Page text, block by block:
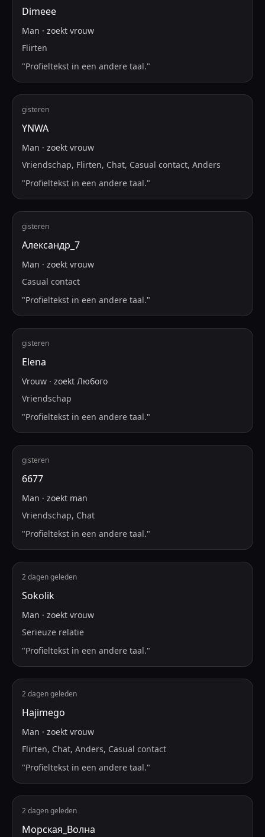
Dimeee
Man · zoekt vrouw
Flirten
"Profieltekst in een andere taal."
gisteren
YNWA
Man · zoekt vrouw
Vriendschap, Flirten, Chat, Casual contact, Anders
"Profieltekst in een andere taal."
gisteren
Александр_7
Man · zoekt vrouw
Casual contact
"Profieltekst in een andere taal."
gisteren
Elena
Vrouw · zoekt Любого
Vriendschap
"Profieltekst in een andere taal."
gisteren
6677
Man · zoekt man
Vriendschap, Chat
"Profieltekst in een andere taal."
2 dagen geleden
Sokolik
Man · zoekt vrouw
Serieuze relatie
"Profieltekst in een andere taal."
2 dagen geleden
Hajimego
Man · zoekt vrouw
Flirten, Chat, Anders, Casual contact
"Profieltekst in een andere taal."
2 dagen geleden
Морская_Волна